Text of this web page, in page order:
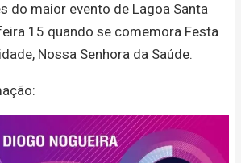
do maior evento de Lagoa Santa
15 quando se comemora Festa
Nossa Senhora da Saúde.